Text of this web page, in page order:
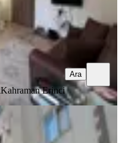
Kahraman Erinci
Ara
Hürriyet Mh.de